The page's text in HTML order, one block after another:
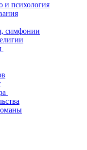
и психология
симфонии